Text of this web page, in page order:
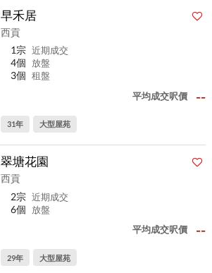
早禾居
西貢
1宗 近期成交
4個 放盤
3個 租盤
平均成交呎價
--
31年 大型屋苑
翠塘花園
西貢
2宗 近期成交
6個
放盤
平均成交呎價
--
29年 大型屋苑